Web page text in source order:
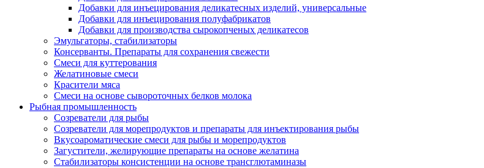
Добавки для инъецирования деликатесных изделий, универсальные
Добавки для инъецирования полуфабрикатов
Добавки для производства сырокопченых деликатесов
Эмульгаторы, стабилизаторы
Консерванты. Препараты для сохранения свежести
Смеси для куттерования
Желатиновые смеси
Красители мяса
Смеси на основе сывороточных белков молока
Рыбная промышленность
Созреватели для рыбы
Созреватели для морепродуктов и препараты для инъектирования рыбы
Вкусоароматические смеси для рыбы и морепродуктов
Загустители, желирующие препараты на основе желатина
Стабилизаторы консистенции на основе трансглютаминазы